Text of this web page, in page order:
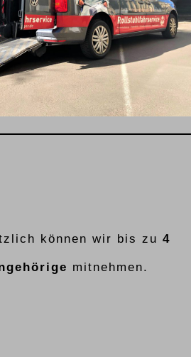
können wir bis zu 4
mitnehmen.